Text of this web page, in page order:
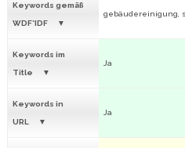
Keywords gemäß
WDF*IDF
gebäudereinigung,
Keywords im
Title
Ja
Keywords in
URL
Ja